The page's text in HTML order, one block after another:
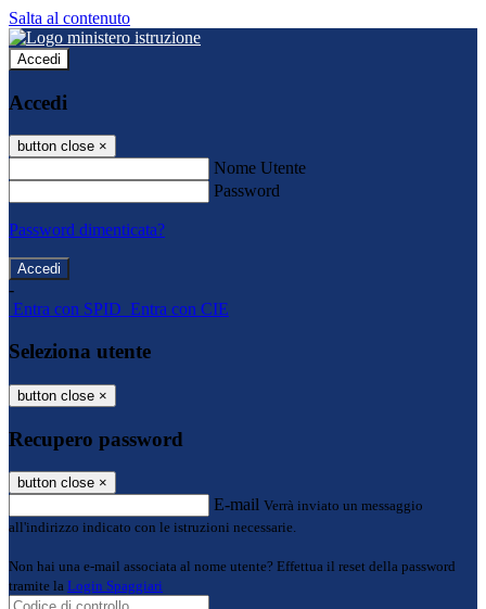
Salta al contenuto
Accedi
Accedi
button close ×
Nome Utente
Password
Password dimenticata?
-
Entra con SPID Entra con CIE
Seleziona utente
button close ×
Recupero password
button close ×
E-mail Verrà inviato un messaggio
all'indirizzo indicato con le istruzioni necessarie.
Non hai una e-mail associata al nome utente? Effettua il reset della password
tramite la Login Spaggiari